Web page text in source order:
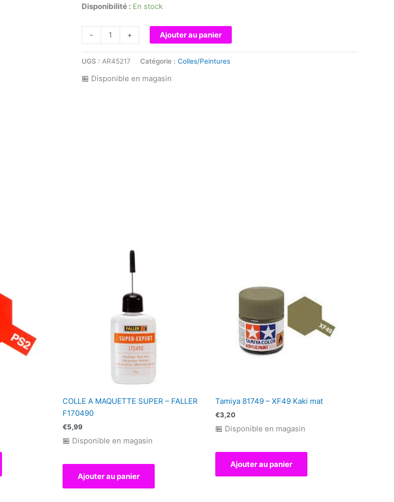
Disponibilité : En stock
-
quantité
de
PS55
Vernis
+ Ajouter au panier
UGS : AR45217 Catégorie : Colles/Peintures
🏪 Disponible en magasin
COLLE A MAQUETTE SUPER – FALLER
F170490
€5,99
🏪 Disponible en magasin
Ajouter au panier
Tamiya 81749 – XF49 Kaki mat
€3,20
🏪 Disponible en magasin
Ajouter au panier